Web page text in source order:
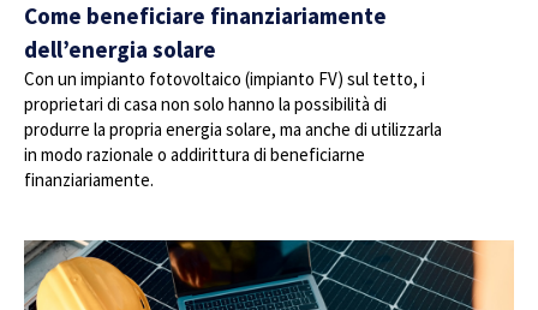
Come beneficiare finanziariamente
dell’energia solare
Con un impianto fotovoltaico (impianto FV) sul tetto, i
proprietari di casa non solo hanno la possibilità di
produrre la propria energia solare, ma anche di utilizzarla
in modo razionale o addirittura di beneficiarne
finanziariamente.